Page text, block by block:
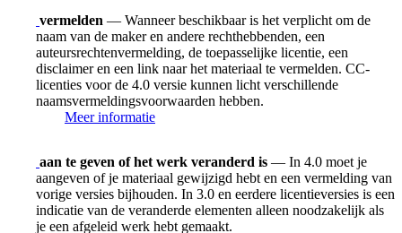
vermelden — Wanneer beschikbaar is het verplicht om de
naam van de maker en andere rechthebbenden, een
auteursrechtenvermelding, de toepasselijke licentie, een
disclaimer en een link naar het materiaal te vermelden. CC-
licenties voor de 4.0 versie kunnen licht verschillende
naamsvermeldingsvoorwaarden hebben.
Meer informatie
aan te geven of het werk veranderd is — In 4.0 moet je
aangeven of je materiaal gewijzigd hebt en een vermelding van
vorige versies bijhouden. In 3.0 en eerdere licentieversies is een
indicatie van de veranderde elementen alleen noodzakelijk als
je een afgeleid werk hebt gemaakt.